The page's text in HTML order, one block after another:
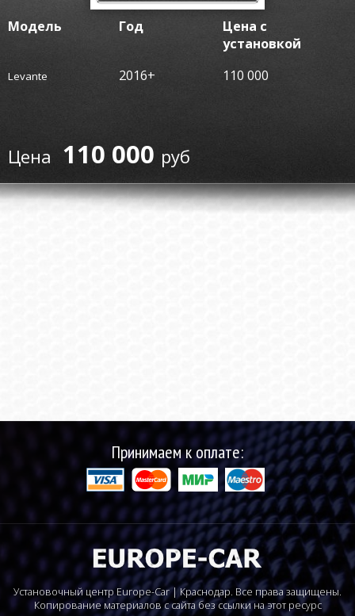
Модель Год
Цена с
установкой
Levante 2016+ 110 000
110 000 руб
Принимаем к оплате:
Установочный центр Europe-Car | Краснодар. Все права защищены.
Копирование материалов с сайта без ссылки на этот ресурс